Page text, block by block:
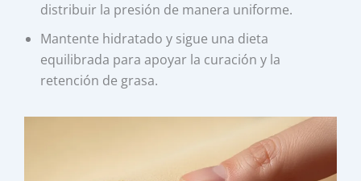
distribuir la presión de manera uniforme.
Mantente hidratado y sigue una dieta
equilibrada para apoyar la curación y la
retención de grasa.